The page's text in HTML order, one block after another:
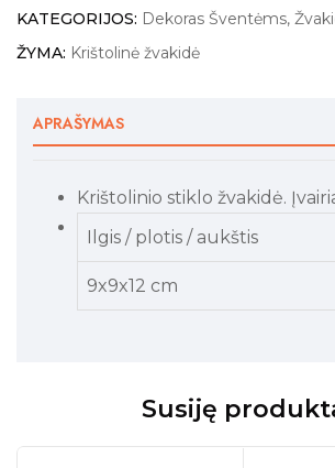
KATEGORIJOS: Dekoras Šventėms,
ŽYMA: Krištolinė žvakidė
APRAŠYMAS
Krištolinio stiklo žvakidė.
Ilgis / plotis / aukštis
9x9x12 cm
Susiję